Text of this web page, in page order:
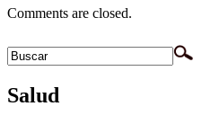
Comments are closed.
Salud